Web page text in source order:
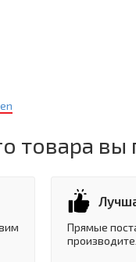
товара вы
Прямые